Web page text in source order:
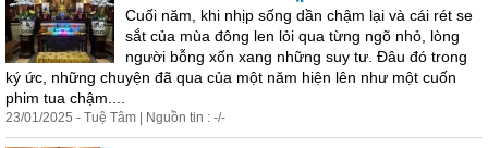
Cuối năm, khi nhịp sống dần chậm lại và cái rét se
sắt của mùa đông len lỏi qua từng ngõ nhỏ, lòng
người bỗng xốn xang những suy tư. Đâu đó trong
ký ức, những chuyện đã qua của một năm hiện lên như một cuốn
phim tua chậm....
23/01/2025 - Tuệ Tâm | Nguồn tin : -/-